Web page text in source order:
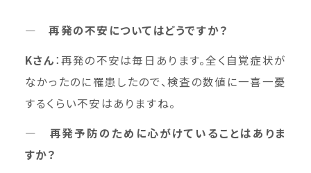
― 再発の不安についてはどうですか？
Kさん：再発の不安は毎日あります。全く自覚症状が
なかったのに罹患したので、検査の数値に一喜一憂
するくらい不安はありますね。
― 再発予防のために心がけていることはありま
すか？